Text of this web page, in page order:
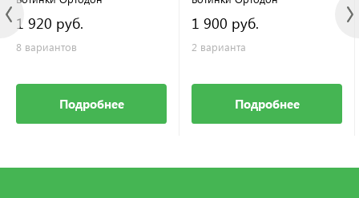
1 920 руб.
8 вариантов
Подробнее
1 900 руб.
2 варианта
Подробнее